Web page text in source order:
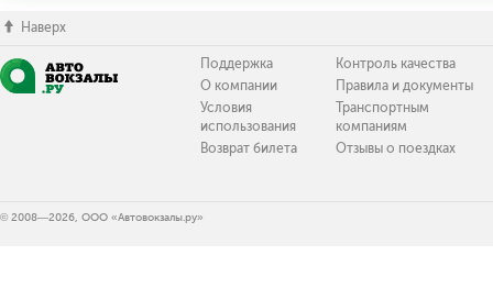
Наверх
Поддержка
О компании
Условия
использования
Возврат билета
Контроль качества
Правила и документы
Транспортным
компаниям
Отзывы о поездках
© 2008—2026, ООО «Автовокзалы.ру»